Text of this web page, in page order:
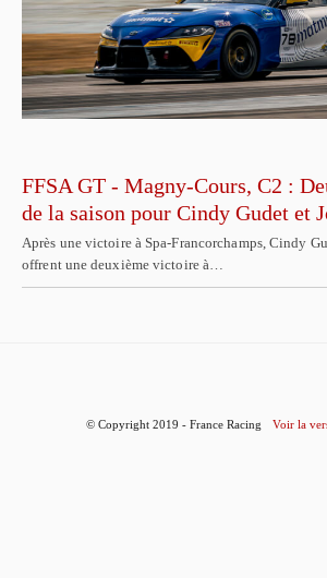
FFSA GT - Magny-Cours, C2 :
de la saison pour Cindy Gudet et
Après une victoire à Spa-Francorchamps, Cindy
offrent une deuxième victoire à…
© Copyright 2019 - France Racing Voir la